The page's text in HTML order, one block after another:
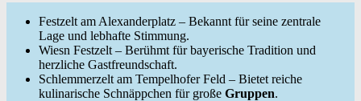
Festzelt am Alexanderplatz – Bekannt für seine zentrale
Lage und lebhafte Stimmung.
Wiesn Festzelt – Berühmt für bayerische Tradition und
herzliche Gastfreundschaft.
Schlemmerzelt am Tempelhofer Feld – Bietet reiche
kulinarische Schnäppchen für große Gruppen.